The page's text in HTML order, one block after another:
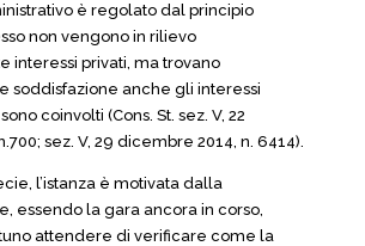
è regolato dal principio
non vengono in rilievo
interessi privati, ma trovano
soddisfazione anche gli interessi
coinvolti (Cons. St. sez. V, 22
sez. V, 29 dicembre 2014, n. 6414).
l’istanza è motivata dalla
essendo la gara ancora in corso,
attendere di verificare come la